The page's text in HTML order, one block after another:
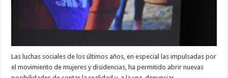
Las luchas sociales de los últimos años, en especial las impulsadas por
el movimiento de mujeres y disidencias, ha permitido abrir nuevas